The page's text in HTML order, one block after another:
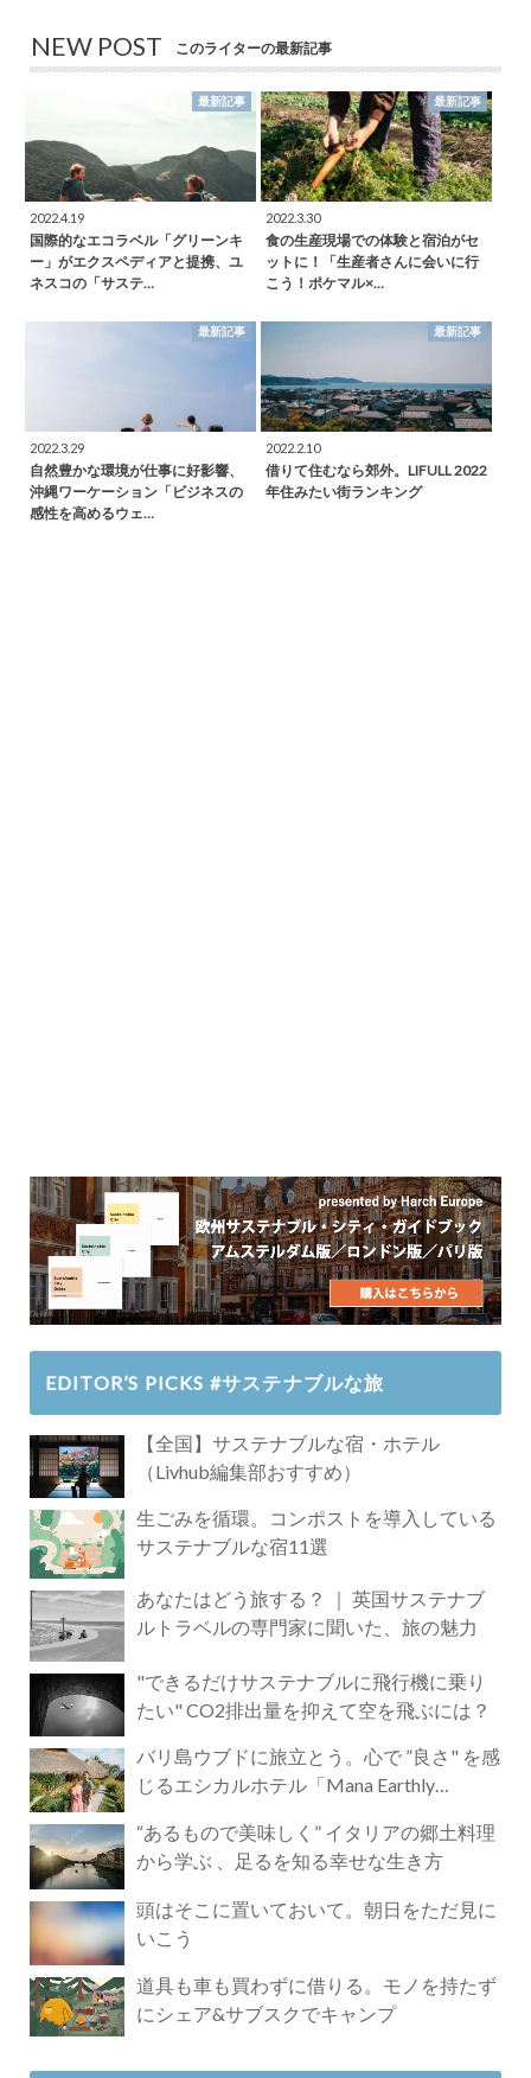
NEW POST このライターの最新記事
最新記事
2022.4.19
国際的なエコラベル「グリーンキ
ー」がエクスペディアと提携、ユ
ネスコの「サステ…
最新記事
2022.3.30
食の生産現場での体験と宿泊がセ
ットに！「生産者さんに会いに行
こう！ポケマル×…
最新記事
2022.3.29
自然豊かな環境が仕事に好影響、
沖縄ワーケーション「ビジネスの
感性を高めるウェ…
最新記事
2022.2.10
借りて住むなら郊外。LIFULL 2022
年住みたい街ランキング
EDITOR’S PICKS #サステナブルな旅
【全国】サステナブルな宿・ホテル
（Livhub編集部おすすめ）
生ごみを循環。コンポストを導入している
サステナブルな宿11選
あなたはどう旅する？ ｜ 英国サステナブ
ルトラベルの専門家に聞いた、旅の魅力
"できるだけサステナブルに飛行機に乗り
たい" CO2排出量を抑えて空を飛ぶには？
バリ島ウブドに旅立とう。心で ”良さ" を感
じるエシカルホテル「Mana Earthly
“あるもので美味しく” イタリアの郷土料理
から学ぶ 、足るを知る幸せな生き方
頭はそこに置いておいて。朝日をただ見に
いこう
道具も車も買わずに借りる。モノを持たず
にシェア&サブスクでキャンプ